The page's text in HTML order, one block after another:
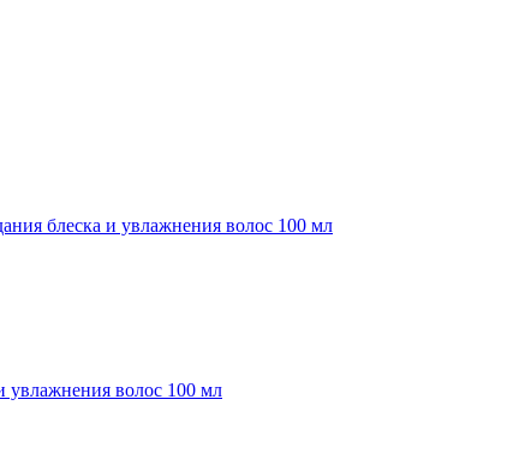
увлажнения волос 100 мл